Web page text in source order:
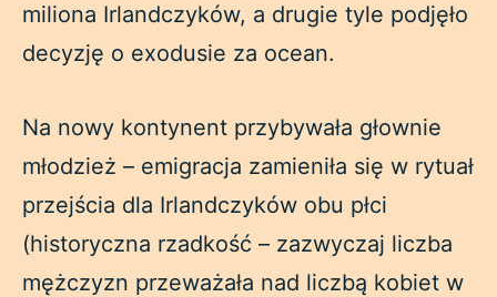
miliona Irlandczyków, a drugie tyle podjęło
decyzję o exodusie za ocean.
Na nowy kontynent przybywała głownie
młodzież – emigracja zamieniła się w rytuał
przejścia dla Irlandczyków obu płci
(historyczna rzadkość – zazwyczaj liczba
mężczyzn przeważała nad liczbą kobiet w